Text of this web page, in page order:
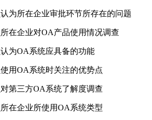
为所在企业审批环节所存在的问题
在企业对OA产品使用情况调查
为OA系统应具备的功能
用OA系统时关注的优势点
第三方OA系统了解度调查
在企业所使用OA系统类型